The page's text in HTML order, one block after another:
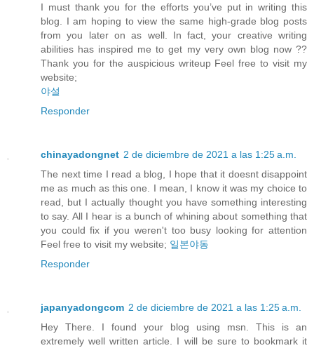
I must thank you for the efforts you’ve put in writing this
blog. I am hoping to view the same high-grade blog posts
from you later on as well. In fact, your creative writing
abilities has inspired me to get my very own blog now ??
Thank you for the auspicious writeup Feel free to visit my
website;
야설
Responder
chinayadongnet 2 de diciembre de 2021 a las 1:25 a.m.
The next time I read a blog, I hope that it doesnt disappoint
me as much as this one. I mean, I know it was my choice to
read, but I actually thought you have something interesting
to say. All I hear is a bunch of whining about something that
you could fix if you weren't too busy looking for attention
Feel free to visit my website; 일본야동
Responder
japanyadongcom 2 de diciembre de 2021 a las 1:25 a.m.
Hey There. I found your blog using msn. This is an
extremely well written article. I will be sure to bookmark it